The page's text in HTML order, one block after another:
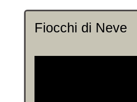
Fiocchi di Neve